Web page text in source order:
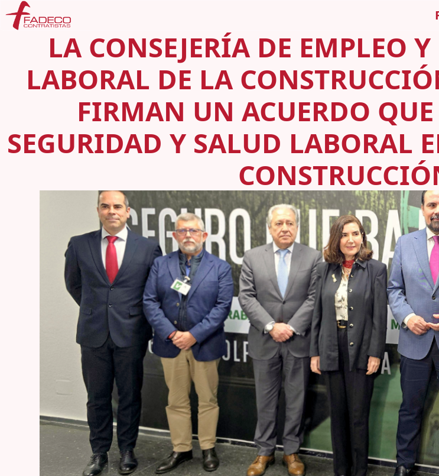
LA CONSEJERÍA DE EMPLEO
LABORAL DE LA
FIRMAN UN ACUERDO QUE
SEGURIDAD Y SALUD LABORAL